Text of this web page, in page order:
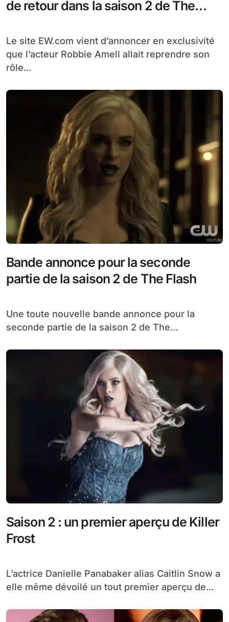
de retour dans la saison 2 de The
Le site EW.com vient d’annoncer en exclusivité
que l’acteur Robbie Amell allait reprendre son
rôle...
Bande annonce pour la seconde
partie de la saison 2 de The Flash
Une toute nouvelle bande annonce pour la
seconde partie de la saison 2 de The...
Saison 2 : un premier aperçu de Killer
Frost
L’actrice Danielle Panabaker alias Caitlin Snow a
elle même dévoilé un tout premier aperçu de...